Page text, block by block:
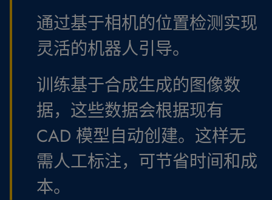
通过基于相机的位置检测实现
灵活的机器人引导。
训练基于合成生成的图像数
据，这些数据会根据现有
CAD 模型自动创建。这样无
需人工标注，可节省时间和成
本。